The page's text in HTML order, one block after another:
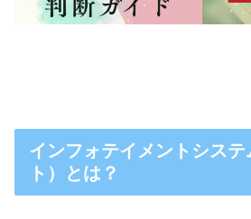
インフォテイメントシス
ト）とは？